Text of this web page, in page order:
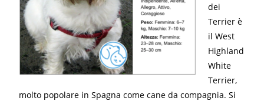
dei
Terrier è
il West
Highland
White
Terrier,
molto popolare in Spagna come cane da compagnia. Si